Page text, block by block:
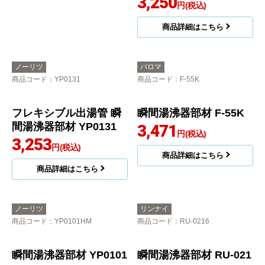
円(税込)
商品詳細はこちら
ノーリツ
商品コード ：YP0131
フレキシブル出湯管 瞬
間湯沸器部材 YP0131
3,253円(税込)
パロマ
商品コード ：F-55K
瞬間湯沸器部材 F-55K
商品詳細はこちら